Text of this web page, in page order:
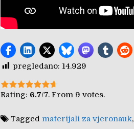
pregledano: 14.929
Rate this item:
Rating: 6.7/7. From 9 votes.
Tagged materijali za vjeronauk,